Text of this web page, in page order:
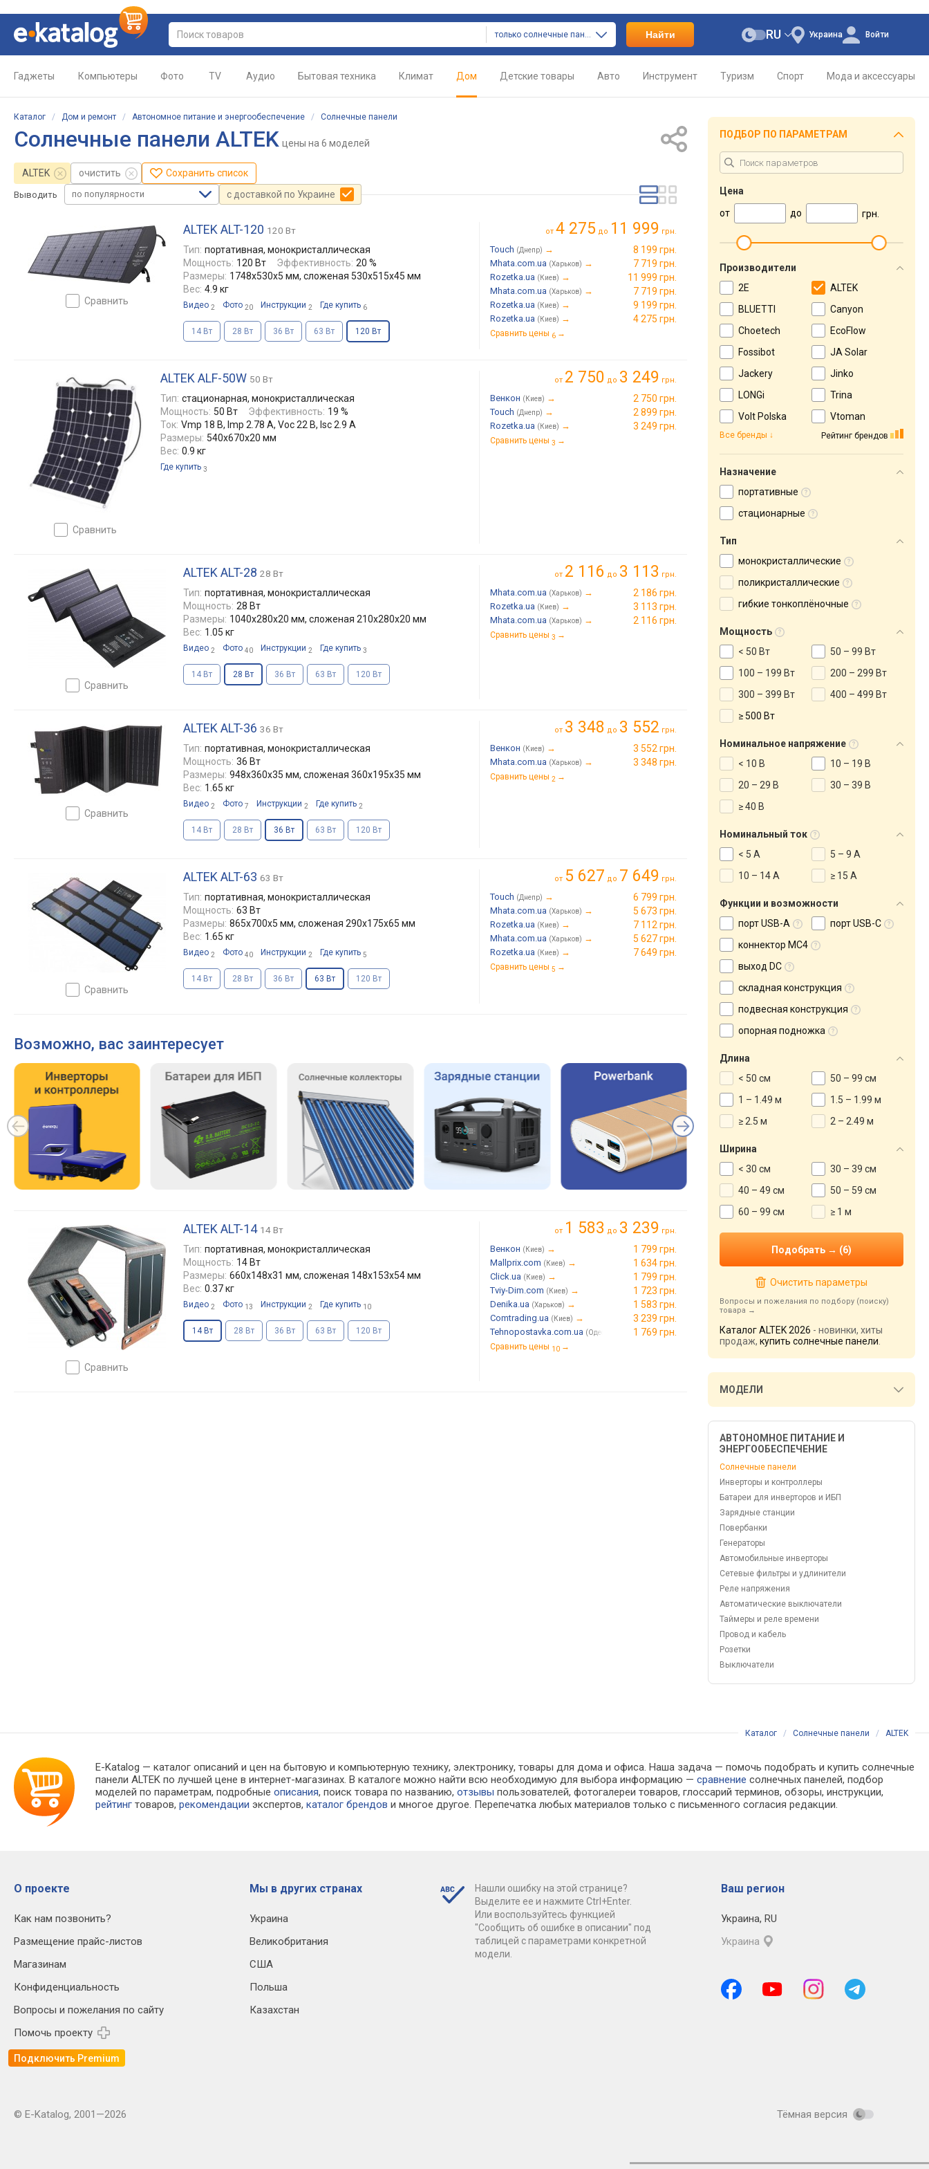
только солнечные панели Найти Украина
RU Войти
Гаджеты Компьютеры Фото TV Аудио Бытовая техника Климат Дом Детские товары Авто Инструмент Туризм Спорт Мода и аксессуары
Каталог / Дом и ремонт / Автономное питание и энергообеспечение / Солнечные панели
Солнечные панели ALTEK цены на 6 моделей
ALTEK очистить Сохранить список
Выводить по популярности с доставкой по Украине
сравнить
ALTEK ALT-120 120 Вт
Тип: портативная, монокристаллическая
Мощность: 120 Вт Эффективность: 20 %
Размеры: 1748x530x5 мм, сложеная 530x515x45 мм
Вес: 4.9 кг
Видео 2 Фото 20 Инструкции 2 Где купить 6
14 Вт 28 Вт 36 Вт 63 Вт 120 Вт
от 4 275 до 11 999 грн.
Touch (Днепр) → 8 199 грн.
Mhata.com.ua (Харьков) → 7 719 грн.
Rozetka.ua (Киев) → 11 999 грн.
Mhata.com.ua (Харьков) → 7 719 грн.
Rozetka.ua (Киев) → 9 199 грн.
Rozetka.ua (Киев) → 4 275 грн.
Сравнить цены 6 →
сравнить
ALTEK ALF-50W 50 Вт
Тип: стационарная, монокристаллическая
Мощность: 50 Вт Эффективность: 19 %
Ток: Vmp 18 В, Imp 2.78 А, Voc 22 В, Isc 2.9 А
Размеры: 540x670x20 мм
Вес: 0.9 кг
Где купить 3
от 2 750 до 3 249 грн.
Венкон (Киев) → 2 750 грн.
Touch (Днепр) → 2 899 грн.
Rozetka.ua (Киев) → 3 249 грн.
Сравнить цены 3 →
сравнить
ALTEK ALT-28 28 Вт
Тип: портативная, монокристаллическая
Мощность: 28 Вт
Размеры: 1040x280x20 мм, сложеная 210x280x20 мм
Вес: 1.05 кг
Видео 2 Фото 40 Инструкции 2 Где купить 3
14 Вт 28 Вт 36 Вт 63 Вт 120 Вт
от 2 116 до 3 113 грн.
Mhata.com.ua (Харьков) → 2 186 грн.
Rozetka.ua (Киев) → 3 113 грн.
Mhata.com.ua (Харьков) → 2 116 грн.
Сравнить цены 3 →
сравнить
ALTEK ALT-36 36 Вт
Тип: портативная, монокристаллическая
Мощность: 36 Вт
Размеры: 948x360x35 мм, сложеная 360x195x35 мм
Вес: 1.65 кг
Видео 2 Фото 7 Инструкции 2 Где купить 2
14 Вт 28 Вт 36 Вт 63 Вт 120 Вт
от 3 348 до 3 552 грн.
Венкон (Киев) → 3 552 грн.
Mhata.com.ua (Харьков) → 3 348 грн.
Сравнить цены 2 →
сравнить
ALTEK ALT-63 63 Вт
Тип: портативная, монокристаллическая
Мощность: 63 Вт
Размеры: 865x700x5 мм, сложеная 290x175x65 мм
Вес: 1.65 кг
Видео 2 Фото 40 Инструкции 2 Где купить 5
14 Вт 28 Вт 36 Вт 63 Вт 120 Вт
от 5 627 до 7 649 грн.
Touch (Днепр) → 6 799 грн.
Mhata.com.ua (Харьков) → 5 673 грн.
Rozetka.ua (Киев) → 7 112 грн.
Mhata.com.ua (Харьков) → 5 627 грн.
Rozetka.ua (Киев) → 7 649 грн.
Сравнить цены 5 →
Возможно, вас заинтересует
сравнить
ALTEK ALT-14 14 Вт
Тип: портативная, монокристаллическая
Мощность: 14 Вт
Размеры: 660x148x31 мм, сложеная 148x153x54 мм
Вес: 0.37 кг
Видео 2 Фото 13 Инструкции 2 Где купить 10
14 Вт 28 Вт 36 Вт 63 Вт 120 Вт
от 1 583 до 3 239 грн.
Венкон (Киев) → 1 799 грн.
Mallprix.com (Киев) → 1 634 грн.
Click.ua (Киев) → 1 799 грн.
Tviy-Dim.com (Киев) → 1 723 грн.
Denika.ua (Харьков) → 1 583 грн.
Comtrading.ua (Киев) → 3 239 грн.
Tehnopostavka.com.ua (Одесса) 1 769 грн.
Сравнить цены 10 →
ПОДБОР ПО ПАРАМЕТРАМ
Цена
от
до грн.
Производители
2E
ALTEK
BLUETTI
Canyon
Choetech
EcoFlow
Fossibot
JA Solar
Jackery
Jinko
LONGi
Trina
Volt Polska
Vtoman
Рейтинг брендов
Все бренды
Назначение
портативные
стационарные
Тип
монокристаллические
поликристаллические
гибкие тонкоплёночные
Мощность
< 50 Вт
50 – 99 Вт
100 – 199 Вт
200 – 299 Вт
300 – 399 Вт
400 – 499 Вт
≥ 500 Вт
Номинальное напряжение
< 10 В
10 – 19 В
20 – 29 В
30 – 39 В
≥ 40 В
Номинальный ток
< 5 А
5 – 9 А
10 – 14 А
≥ 15 А
Функции и возможности
порт USB-A
порт USB-C
коннектор MC4
выход DC
складная конструкция
подвесная конструкция
опорная подножка
Длина
< 50 см
50 – 99 см
1 – 1.49 м
1.5 – 1.99 м
≥ 2.5 м
2 – 2.49 м
Ширина
< 30 см
30 – 39 см
40 – 49 см
50 – 59 см
60 – 99 см
≥ 1 м
Очистить параметры
Вопросы и пожелания по подбору (поиску)
товара
Каталог ALTEK 2026 - новинки, хиты
продаж, купить солнечные панели
МОДЕЛИ
АВТОНОМНОЕ ПИТАНИЕ И
ЭНЕРГООБЕСПЕЧЕНИЕ
Солнечные панели
Инверторы и контроллеры
Батареи для инверторов и ИБП
Зарядные станции
Повербанки
Генераторы
Автомобильные инверторы
Сетевые фильтры и удлинители
Реле напряжения
Автоматические выключатели
Таймеры и реле времени
Провод и кабель
Розетки
Выключатели
Каталог / Солнечные панели / ALTEK
E-Katalog — каталог описаний и цен на бытовую и компьютерную технику, электронику, товары для дома и офиса. Наша задача — помочь подобрать и купить солнечные
панели ALTEK по лучшей цене в интернет-магазинах. В каталоге можно найти всю необходимую для выбора информацию —сравнение солнечных панелей, подбор
моделей по параметрам, подробныеописания, поиск товара по названию,отзывы пользователей, фотогалереи товаров, глоссарий терминов, обзоры, инструкции,
рейтинг товаров,рекомендации экспертов,каталог брендов и многое другое. Перепечатка любых материалов только с письменного согласия редакции.
О проекте
Как нам позвонить?
Размещение прайс-листов
Магазинам
Конфиденциальность
Вопросы и пожелания по сайту
Помочь проекту
Подключить Premium
Мы в других странах
Украина
Великобритания
США
Польша
Казахстан
Нашли ошибку на этой странице?
Выделите ее и нажмите Ctrl+Enter.
Или воспользуйтесь функцией
"Сообщить об ошибке в описании" под
таблицей с параметрами конкретной
модели.
Ваш регион
Украина, RU
Украина
© E-Katalog, 2001—2026 Тёмная версия